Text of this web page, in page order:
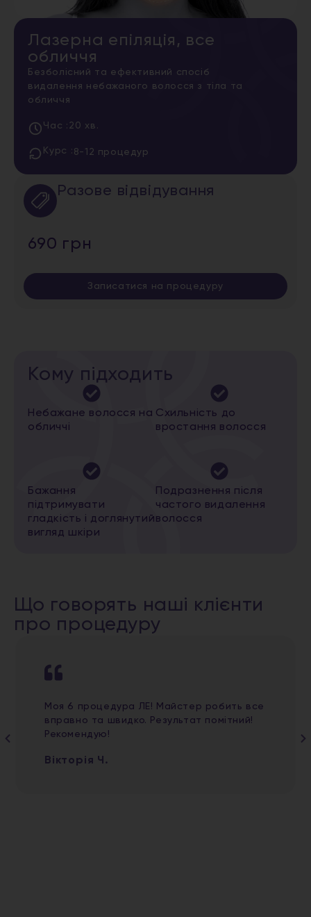
Лазерна епіляція, все
обличчя
Безболісний та ефективний спосіб
видалення небажаного волосся з тіла та
обличчя
Час : 20 хв.
Курс : 8-12 процедур
Разове відвідування
690 грн
Записатися на процедуру
Кому підходить
Небажане волосся на
обличчі
Схильність до
вростання волосся
Бажання
підтримувати
гладкість і доглянутий
вигляд шкіри
Подразнення після
частого видалення
волосся
Що говорять наші клієнти
про процедуру
Моя 6 процедура ЛЕ! Майстер робить все
вправно та швидко. Результат помітний!
Рекомендую!
Вікторія Ч.